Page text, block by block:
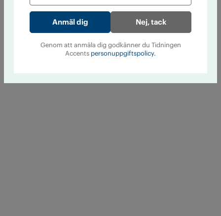
Nej, tack
Genom att anmäla dig godkänner du Tidningen
Accents personuppgiftspolicy.